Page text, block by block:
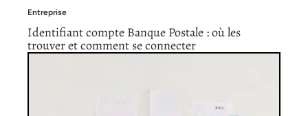
Entreprise
Identifiant compte Banque Postale : où les
trouver et comment se connecter